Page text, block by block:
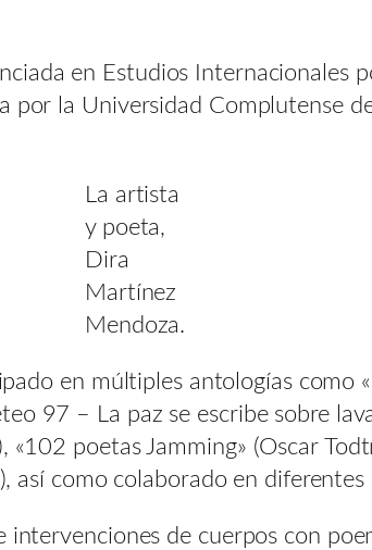
en Estudios Internacionales
por la Universidad Complutense
La artista
y poeta,
Dira
Martínez
Mendoza.
en múltiples antologías como
97 – La paz se escribe sobre
poetas Jamming» (Oscar
así como colaborado en
de cuerpos con